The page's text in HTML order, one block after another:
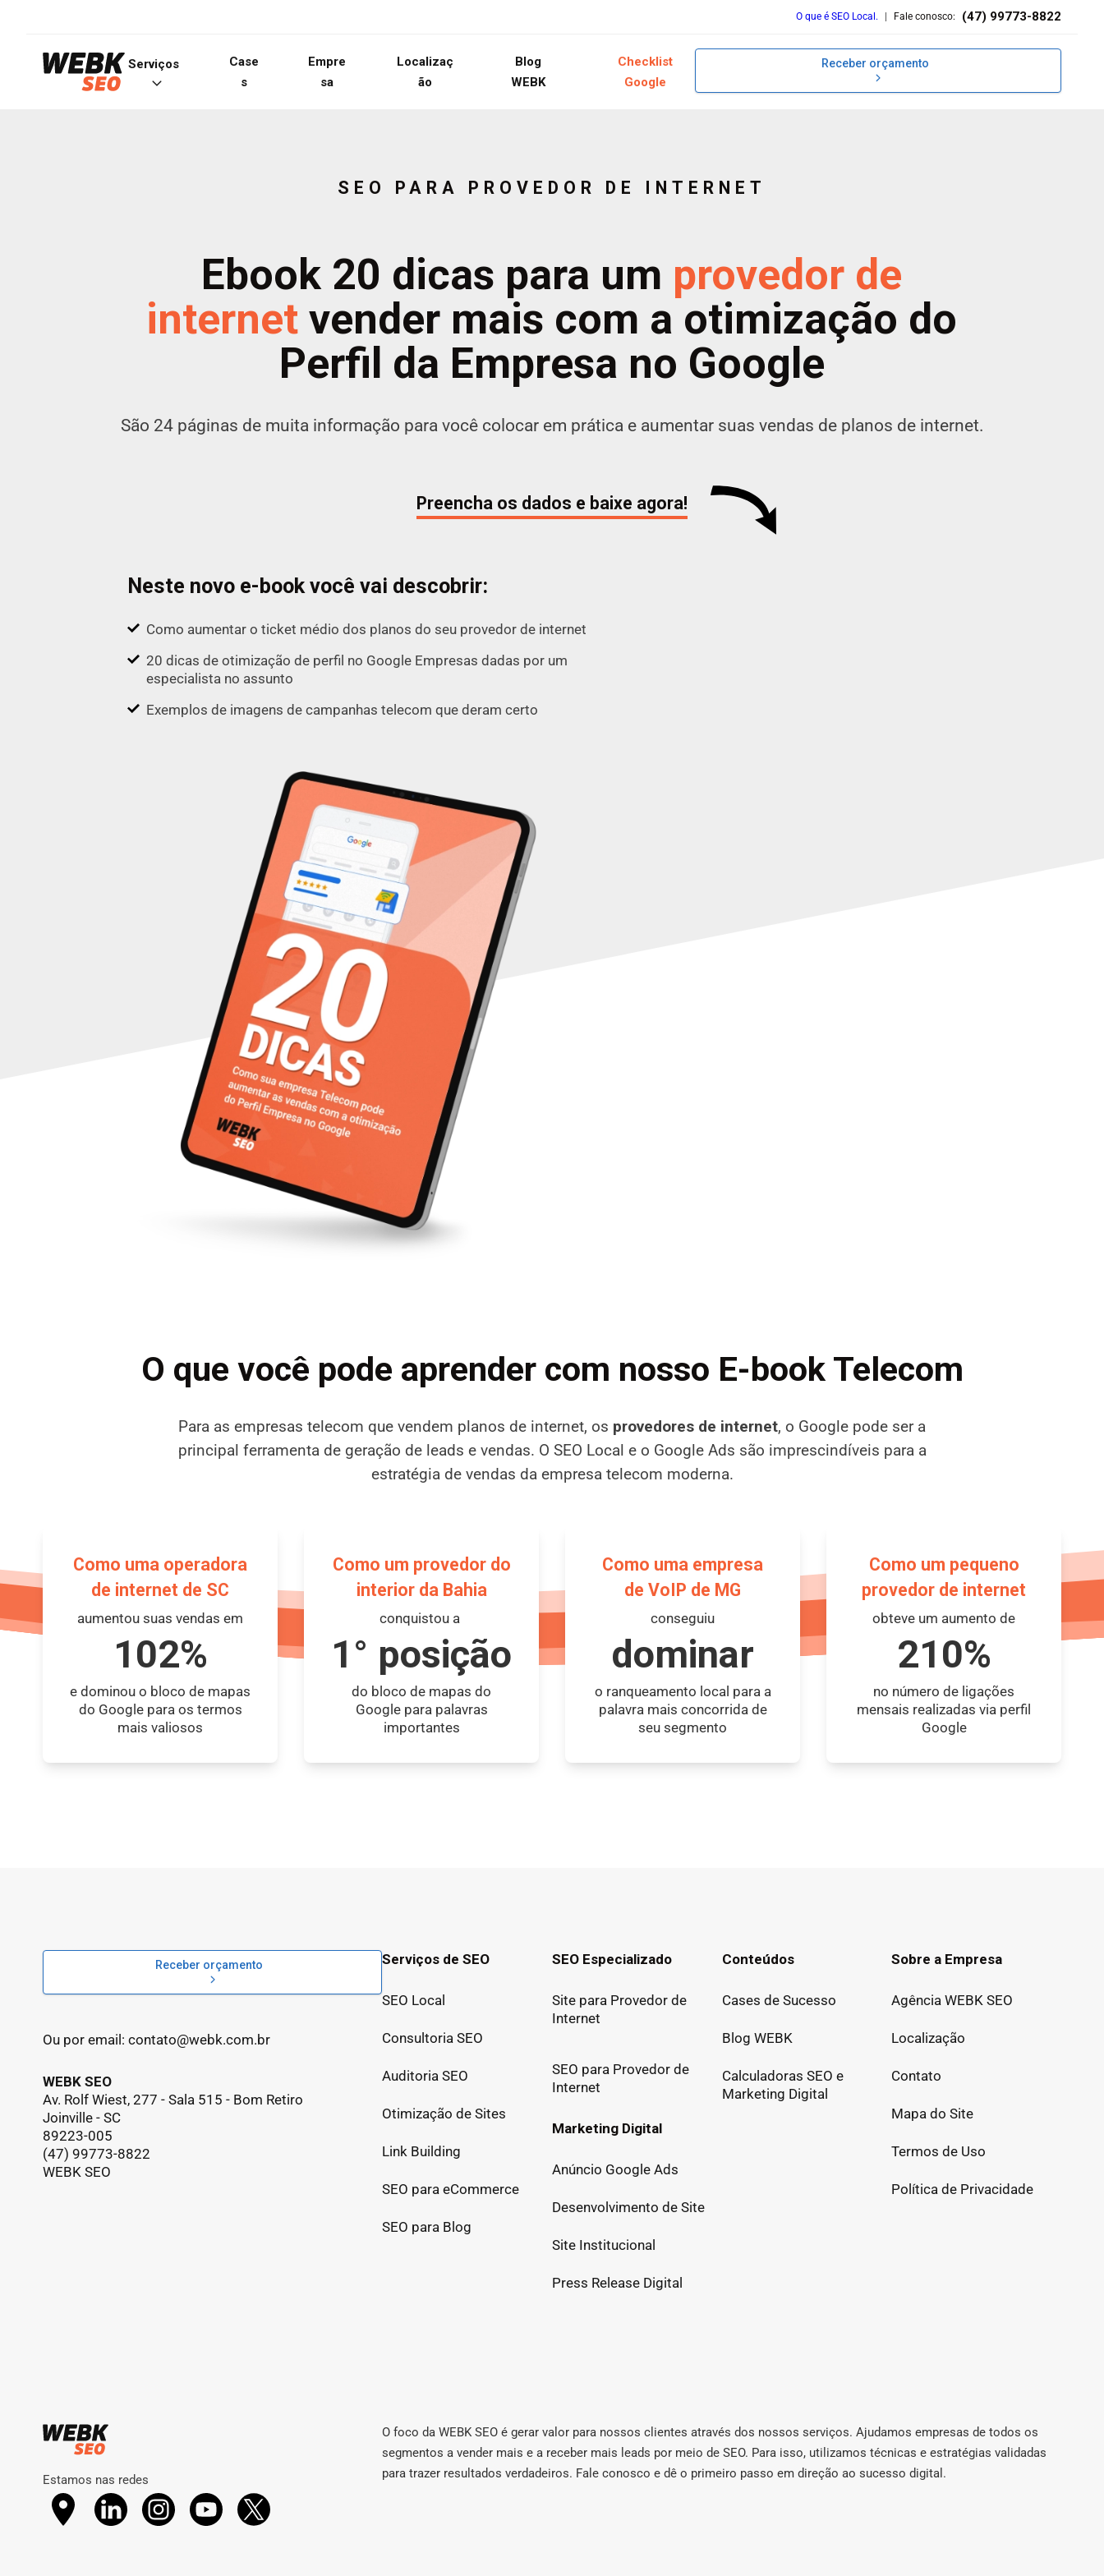
O que é SEO Local. Fale conosco: (47) 99773-8822
Serviços
Case
s
Empre
sa
Localizaç
ão
Blog
WEBK
Checklist
Google
Receber orçamento
SEO PARA PROVEDOR DE INTERNET
Ebook 20 dicas para um provedor de
internet vender mais com a otimização do
Perfil da Empresa no Google
São 24 páginas de muita informação para você colocar em prática e aumentar suas vendas de planos de internet.
Preencha os dados e baixe agora!
Neste novo e-book você vai descobrir:
Como aumentar o ticket médio dos planos do seu provedor de internet
20 dicas de otimização de perfil no Google Empresas dadas por um
especialista no assunto
Exemplos de imagens de campanhas telecom que deram certo
O que você pode aprender com nosso E-book Telecom
Para as empresas telecom que vendem planos de internet, os provedores de internet, o Google pode ser a
principal ferramenta de geração de leads e vendas. O SEO Local e o Google Ads são imprescindíveis para a
estratégia de vendas da empresa telecom moderna.
Como uma operadora
de internet de SC
aumentou suas vendas em
102%
e dominou o bloco de mapas
do Google para os termos
mais valiosos
Como um provedor do
interior da Bahia
conquistou a
1° posição
do bloco de mapas do
Google para palavras
importantes
Como uma empresa
de VoIP de MG
conseguiu
dominar
o ranqueamento local para a
palavra mais concorrida de
seu segmento
Como um pequeno
provedor de internet
obteve um aumento de
210%
no número de ligações
mensais realizadas via perfil
Google
Receber orçamento
Ou por email: contato@webk.com.br
WEBK SEO
Av. Rolf Wiest, 277 - Sala 515 - Bom Retiro
Joinville - SC
89223-005
(47) 99773-8822
WEBK SEO
Serviços de SEO
SEO Local
Consultoria SEO
Auditoria SEO
Otimização de Sites
Link Building
SEO para eCommerce
SEO para Blog
SEO Especializado
Site para Provedor de
Internet
SEO para Provedor de
Internet
Marketing Digital
Anúncio Google Ads
Desenvolvimento de Site
Site Institucional
Press Release Digital
Conteúdos
Cases de Sucesso
Blog WEBK
Calculadoras SEO e
Marketing Digital
Sobre a Empresa
Agência WEBK SEO
Localização
Contato
Mapa do Site
Termos de Uso
Política de Privacidade
Estamos nas redes
O foco da WEBK SEO é gerar valor para nossos clientes através dos nossos serviços. Ajudamos empresas de todos os
segmentos a vender mais e a receber mais leads por meio de SEO. Para isso, utilizamos técnicas e estratégias validadas
para trazer resultados verdadeiros. Fale conosco e dê o primeiro passo em direção ao sucesso digital.